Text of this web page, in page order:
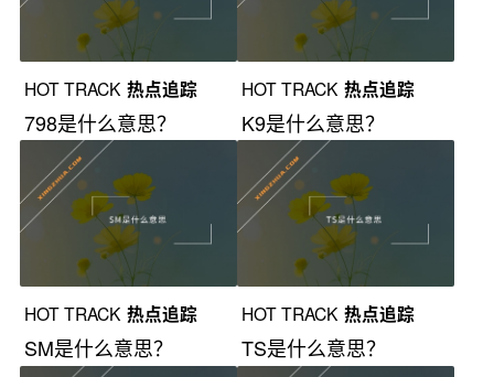
HOT TRACK 热点追踪
798是什么意思？
HOT TRACK 热点追踪
K9是什么意思？
HOT TRACK 热点追踪
SM是什么意思？
HOT TRACK 热点追踪
TS是什么意思？